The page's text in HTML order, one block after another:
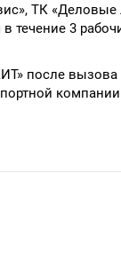
ТК «Деловые
в течение 3
после вызова